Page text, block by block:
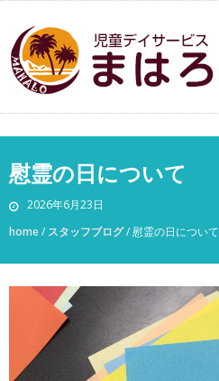
慰霊の日について
2026年6月23日
home/ スタッフブログ/慰霊の日について